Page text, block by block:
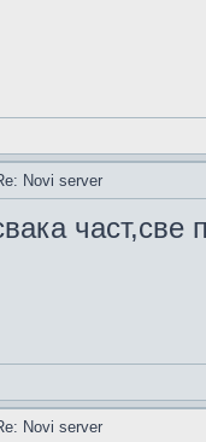
Novi server
част,све
Novi server